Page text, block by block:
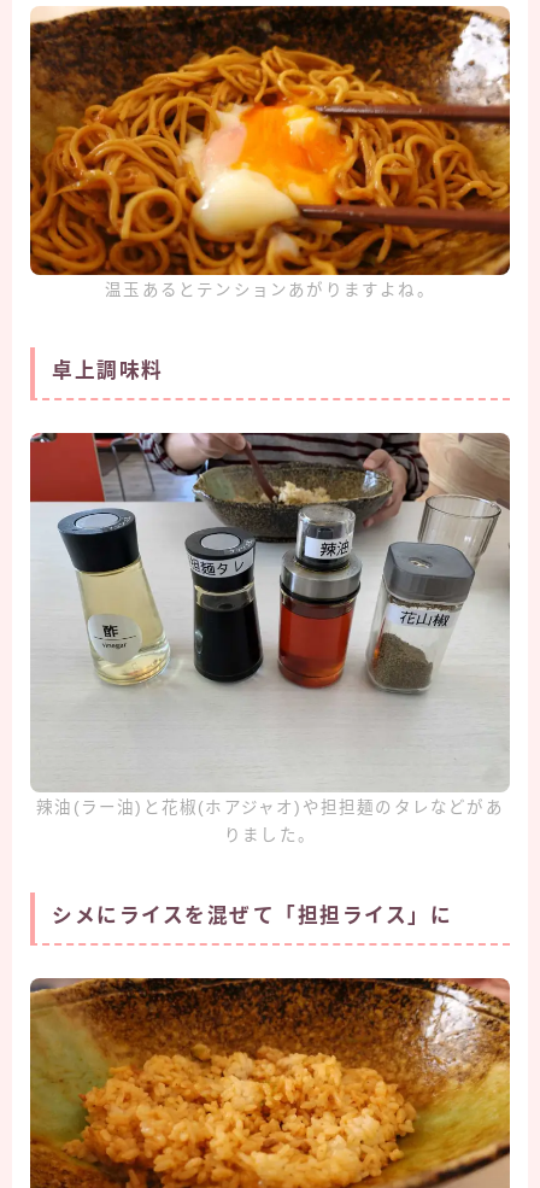
温玉あるとテンションあがりますよね。
卓上調味料
辣油(ラー油)と花椒(ホアジャオ)や担担麺のタレなどがあ
りました。
シメにライスを混ぜて「担担ライス」に